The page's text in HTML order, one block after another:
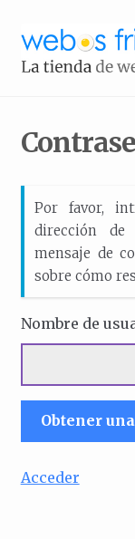
Ir
a
Ir
al
Por favor,
dirección de
mensaje de
sobre cómo
Nombre de
Obtener
Acceder